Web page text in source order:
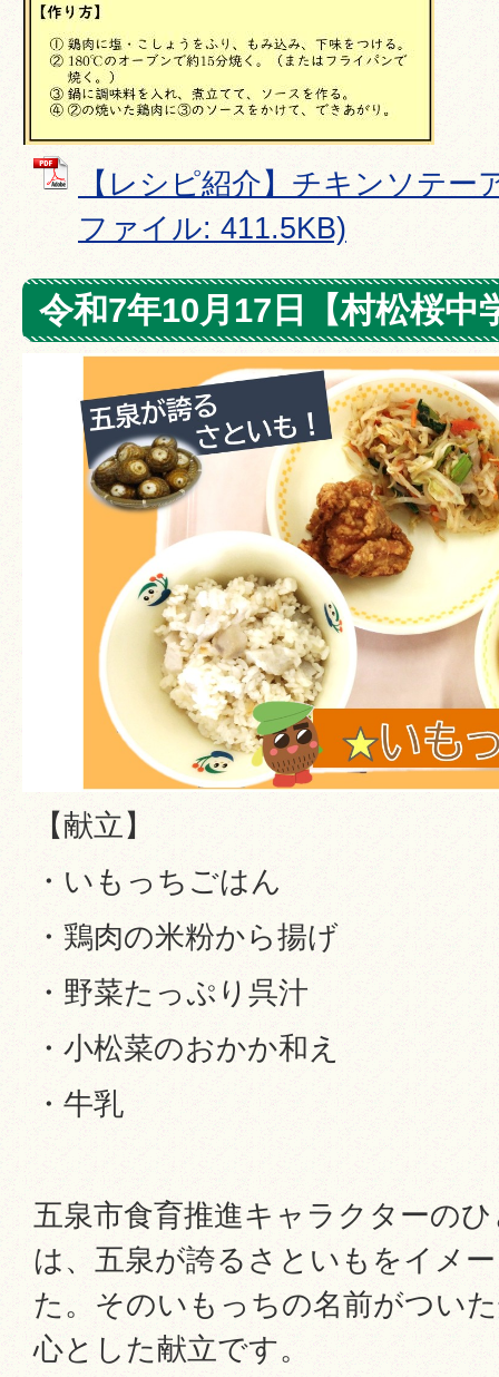
【レシピ紹介】チキンソテ
ファイル: 411.5KB)
令和7年10月17日【村松桜中
【献立】
・いもっちごはん
・鶏肉の米粉から揚げ
・野菜たっぷり呉汁
・小松菜のおかか和え
・牛乳
五泉市食育推進キャラクターの
は、五泉が誇るさといもをイメ
た。そのいもっちの名前がつい
心とした献立です。